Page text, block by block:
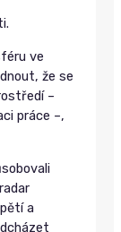
ve
že se
–
práce –,
a